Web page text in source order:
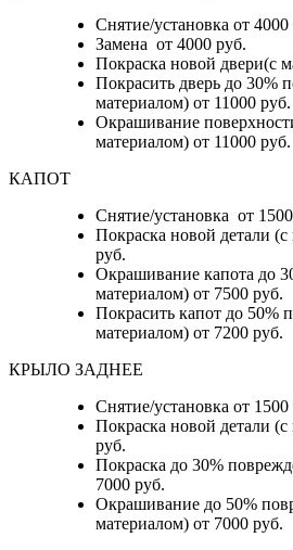
Снятие/установка от 4000
Замена от 4000 руб.
Покраска новой двери(с
Покрасить дверь до 30%
материалом) от 11000 руб.
Окрашивание
материалом) от 11000 руб.
КАПОТ
Снятие/установка от
Покраска новой детали
руб.
Окрашивание капота до
материалом) от 7500 руб.
Покрасить капот до 50%
материалом) от 7200 руб.
КРЫЛО ЗАДНЕЕ
Снятие/установка от 1500
Покраска новой детали
руб.
Покраска до 30%
7000 руб.
Окрашивание до 50%
материалом) от 7000 руб.